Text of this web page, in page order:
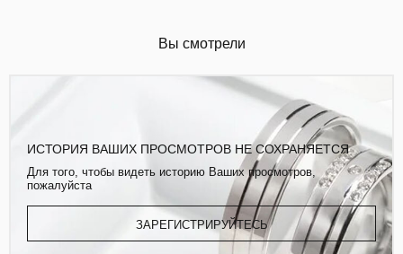
Вы смотрели
ИСТОРИЯ ВАШИХ ПРОСМОТРОВ НЕ СОХРАНЯЕТСЯ
Для того, чтобы видеть историю Ваших просмотров,
пожалуйста
ЗАРЕГИСТРИРУЙТЕСЬ